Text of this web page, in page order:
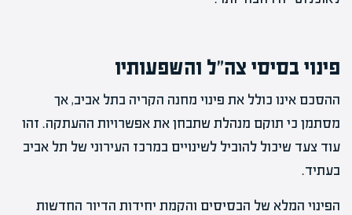
פינוי בסיסי צה"ל והשפעותיו
ההסכם אינו כולל את פינוי מחנה הקריה בתל אביב, אך
מסתמן כי תוקם מנהלת שתבחן את אפשרויות ההעתקה. זהו
עוד צעד שיכול להוביל לשינויים במרכז העירוני של תל אביב
בעתיד.
הפינוי המלא של הבסיסים והקמת יחידות הדיור החדשות